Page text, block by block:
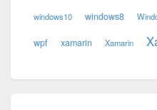
windows10 windows8
wpf xamarin Xamarin